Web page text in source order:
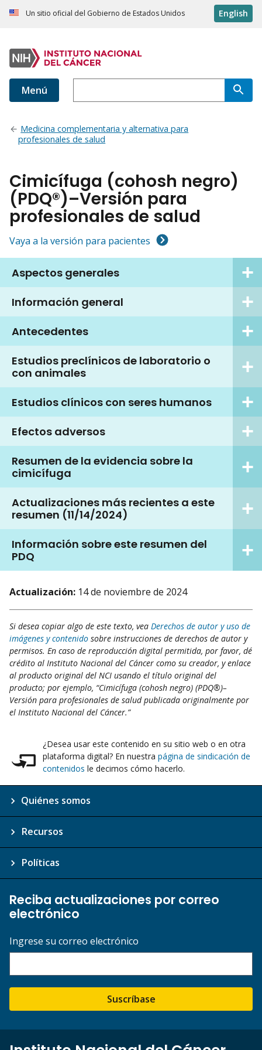
Un sitio oficial del Gobierno de Estados Unidos English
Menú
Medicina complementaria y alternativa para
profesionales de salud
Cimicífuga (cohosh negro)
(PDQ®)–Versión para
profesionales de salud
Vaya a la versión para pacientes
Aspectos generales
Información general
Antecedentes
Estudios preclínicos de laboratorio o
con animales
Estudios clínicos con seres humanos
Efectos adversos
Resumen de la evidencia sobre la
cimicífuga
Actualizaciones más recientes a este
resumen (11/14/2024)
Información sobre este resumen del
PDQ
Actualización: 14 de noviembre de 2024
Si desea copiar algo de este texto, vea Derechos de autor y uso de
imágenes y contenido sobre instrucciones de derechos de autor y
permisos. En caso de reproducción digital permitida, por favor, dé
crédito al Instituto Nacional del Cáncer como su creador, y enlace
al producto original del NCI usando el título original del
producto; por ejemplo, “Cimicífuga (cohosh negro) (PDQ®)–
Versión para profesionales de salud publicada originalmente por
el Instituto Nacional del Cáncer.”
¿Desea usar este contenido en su sitio web o en otra
plataforma digital? En nuestra página de sindicación de
contenidos le decimos cómo hacerlo.
Quiénes somos
Recursos
Políticas
Reciba actualizaciones por correo
electrónico
Ingrese su correo electrónico
Suscríbase